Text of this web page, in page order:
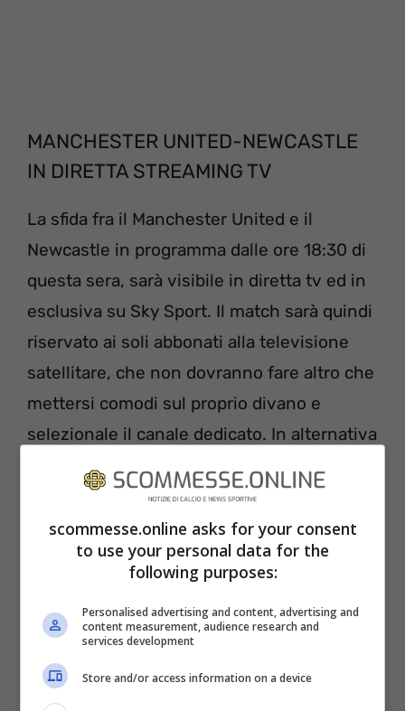
MANCHESTER UNITED-NEWCASTLE
IN DIRETTA STREAMING TV
La sfida fra il Manchester United e il
Newcastle in programma dalle ore 18:30 di
questa sera, sarà visibile in diretta tv ed in
esclusiva su Sky Sport. Il match sarà quindi
riservato ai soli abbonati alla televisione
satellitare, che non dovranno fare altro che
mettersi comodi sul proprio divano e
selezionale il canale dedicato. In alternativa
potranno seguire la partita dell’Old Trafford
in diretta streaming, attraverso
l’applicazione Sky Go, disponibile in
versione Android e iOS, per la visione via
smartphone, tablet o personal computer.
Infine l’ultimo modo, la piattaforma
streaming Now Tv, che necessita anche in
questo caso di un abbonamento.
scommesse.online asks for your consent
to use your personal data for the
following purposes:
Personalised advertising and content, advertising and
content measurement, audience research and
services development
Store and/or access information on a device